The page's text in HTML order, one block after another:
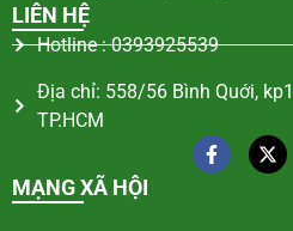
LIÊN HỆ
Hotline : 0393925539
Địa chỉ: 558/56 Bình Quới,
TP.HCM
MẠNG XÃ HỘI